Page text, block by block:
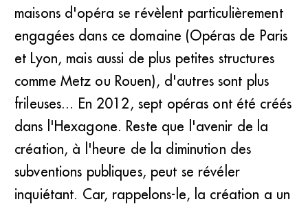
maisons d'opéra se révèlent particulièrement
engagées dans ce domaine (Opéras de Paris
et Lyon, mais aussi de plus petites structures
comme Metz ou Rouen), d'autres sont plus
frileuses... En 2012, sept opéras ont été créés
dans l'Hexagone. Reste que l'avenir de la
création, à l'heure de la diminution des
subventions publiques, peut se révéler
inquiétant. Car, rappelons-le, la création a un